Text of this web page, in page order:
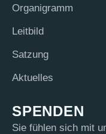
Orga­ni­gramm
Leit­bild
Sat­zung
Aktu­el­les
SPENDEN
Sie fühlen sich mit